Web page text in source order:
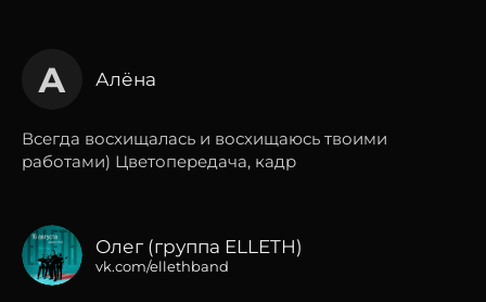
А Алёна
Всегда восхищалась и восхищаюсь твоими
работами) Цветопередача, кадр
Олег (группа ELLETH)
vk.com/ellethband